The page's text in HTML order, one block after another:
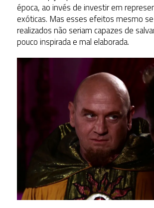
época, ao invés de investir em
exóticas. Mas esses efeitos mesmo
realizados não seriam capazes de
pouco inspirada e mal elaborada.